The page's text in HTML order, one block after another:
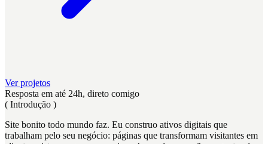
Ver projetos
Resposta em até 24h, direto comigo
( Introdução )
Site bonito todo mundo faz. Eu construo ativos digitais que
trabalham pelo seu negócio: páginas que transformam visitantes em